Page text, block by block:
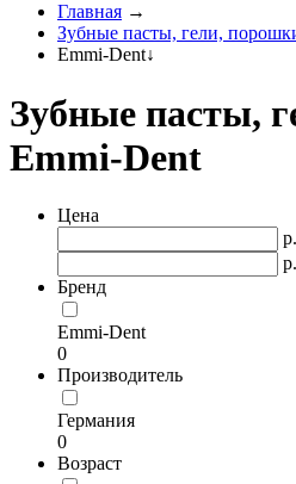
Главная →
Зубные пасты, гели,
Emmi-Dent↓
Зубные пасты,
Emmi-Dent
Цена
р.
Бренд
Emmi-Dent
0
Производитель
Германия
0
Возраст